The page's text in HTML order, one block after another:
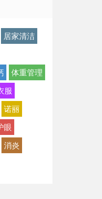
居家清洁
体重管理
服
诺丽
眼
消炎